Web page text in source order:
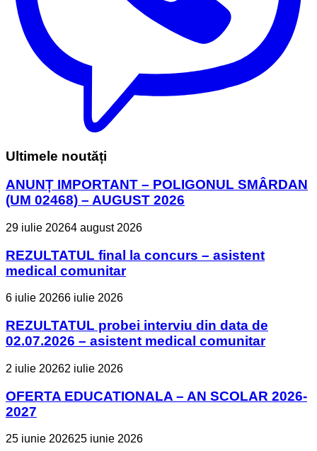
Ultimele noutăți
ANUNȚ IMPORTANT – POLIGONUL SMÂRDAN
(UM 02468) – AUGUST 2026
29 iulie 20264 august 2026
REZULTATUL final la concurs – asistent
medical comunitar
6 iulie 20266 iulie 2026
REZULTATUL probei interviu din data de
02.07.2026 – asistent medical comunitar
2 iulie 20262 iulie 2026
OFERTA EDUCATIONALA – AN SCOLAR 2026-
2027
25 iunie 202625 iunie 2026